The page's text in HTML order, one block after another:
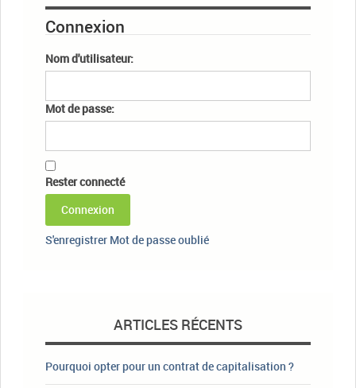
Connexion
Nom d'utilisateur:
Mot de passe:
Rester connecté
Connexion
S'enregistrer Mot de passe oublié
ARTICLES RÉCENTS
Pourquoi opter pour un contrat de capitalisation ?